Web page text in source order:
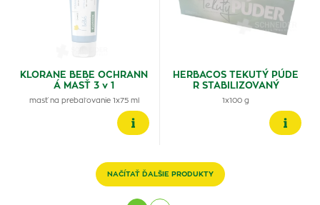
KLORANE BEBE OCHRANN
Á MASŤ 3 v 1
masť na prebaľovanie 1x75 ml
HERBACOS TEKUTÝ PÚDE
R STABILIZOVANÝ
1x100 g
NAČÍTAŤ ĎALŠIE PRODUKTY